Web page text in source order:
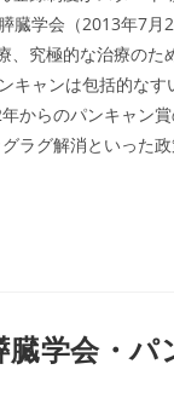
臓学会（2013年7
究極的な治療のた
キャンは包括的な
からのパンキャン
ラグ解消といった
学会・